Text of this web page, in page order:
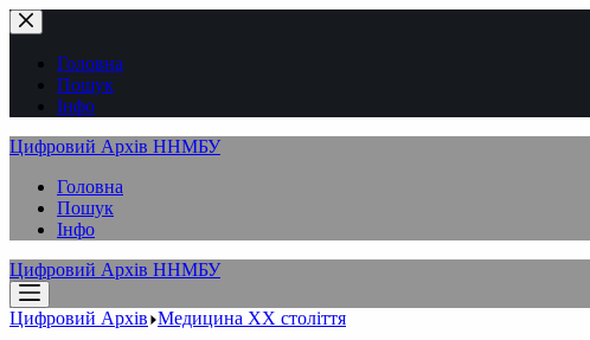
Перейти
до
вмістуГоловна
Пошук
Інфо
Цифровий Архів ННМБУ
Головна
Пошук
Інфо
Цифровий Архів ННМБУ
Цифровий Архів Медицина XX століття